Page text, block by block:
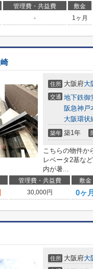
管理費・共益費 敷金
- 1ヶ月
住所 大阪府大
交通 地下鉄御
阪急神戸
大阪環状
築年 築1年
こちらの物件か
レベータ2基な
内が暑...
管理費・共益費 敷金
30,000円 0ヶ月
住所 大阪府大